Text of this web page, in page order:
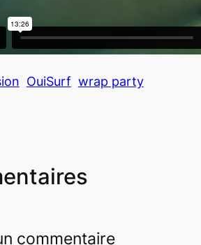
OuiSurf wrap party
commentaire